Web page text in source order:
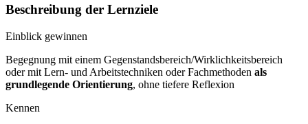
Beschreibung der Lernziele
Einblick gewinnen
Begegnung mit einem Gegenstandsbereich/Wirklichkeitsbereich
oder mit Lern- und Arbeitstechniken oder Fachmethoden als
grundlegende Orientierung, ohne tiefere Reflexion
Kennen